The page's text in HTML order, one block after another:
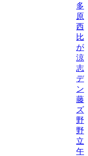
多
原
西
比
が
涼/
志
デ
ン
藤
ズ
野
野
立
午